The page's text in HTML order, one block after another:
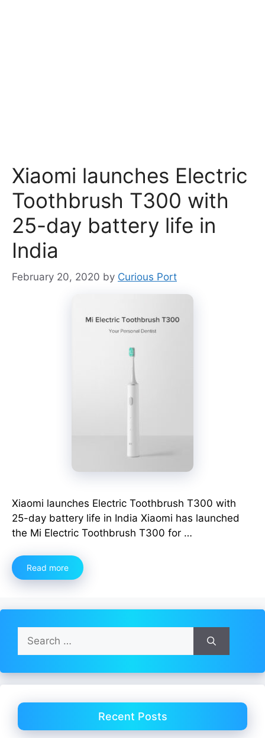
Xiaomi launches Electric
Toothbrush T300 with
25-day battery life in
India
February 20, 2020 by Curious Port
Xiaomi launches Electric Toothbrush T300 with
25-day battery life in India Xiaomi has launched
the Mi Electric Toothbrush T300 for …
Read more
Search
for:
Recent Posts